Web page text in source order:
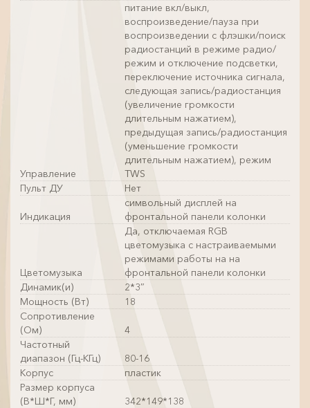
Управление
питание вкл/выкл,
воспроизведение/пауза при
воспроизведении с флэшки/поиск
радиостанций в режиме радио/
режим и отключение подсветки,
переключение источника сигнала,
следующая запись/радиостанция
(увеличение громкости
длительным нажатием),
предыдущая запись/радиостанция
(уменьшение громкости
длительным нажатием), режим
TWS
Пульт ДУ
Нет
Индикация
символьный дисплей на
фронтальной панели колонки
Цветомузыка
Да, отключаемая RGB
цветомузыка с настраиваемыми
режимами работы на на
фронтальной панели колонки
Динамик(и)
2*3″
Мощность (Вт)
18
Сопротивление
(Ом)
4
Частотный
диапазон (Гц-КГц)
80-16
Корпус
пластик
Размер корпуса
(В*Ш*Г, мм)
342*149*138